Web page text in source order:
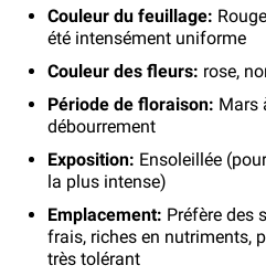
Couleur du feuillage:
été intensément uniforme
Couleur des fleurs: rose,
Période de floraison: Mars
débourrement
Exposition: Ensoleillée
la plus intense)
Emplacement: Préfère des
frais, riches en nutriments,
très tolérant